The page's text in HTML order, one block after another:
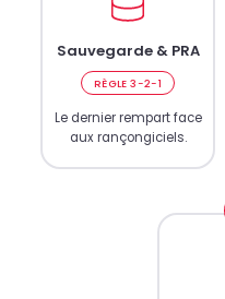
Sauvegarde & PRA
RÈGLE 3-2-1
Le dernier rempart face
aux rançongiciels.